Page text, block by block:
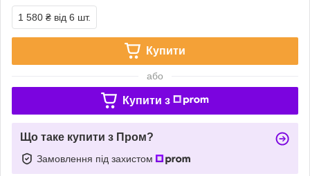
1 580 ₴ від 6 шт.
Купити
або
Купити з
Що таке купити з Пром?
Замовлення під захистом